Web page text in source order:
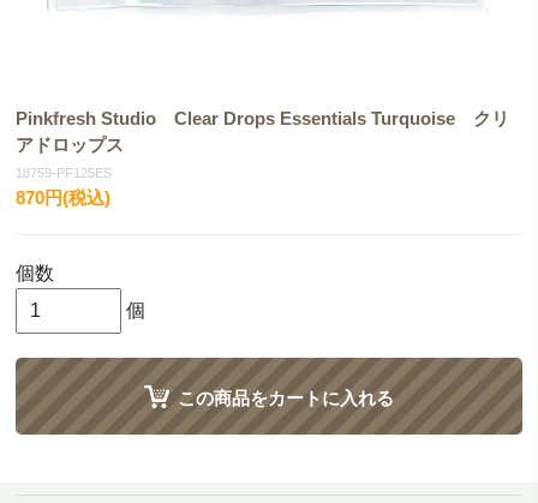
Pinkfresh Studio Clear Drops Essentials Turquoise クリ
アドロップス
18759-PF125ES
870円(税込)
個数
個
この商品をカートに入れる